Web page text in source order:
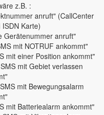
z.B. :
anruft" (CallCenter
Karte)
Gerätenummer anruft"
mit NOTRUF ankommt"
mit einer Position ankommt"
mit Gebiet verlassen
mit Bewegungsalarm
mit Batteriealarm ankommt"